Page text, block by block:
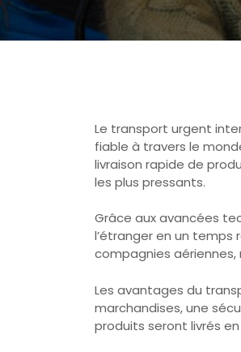
Le transport urgent
fiable à travers le
livraison rapide de
les plus pressants.
Grâce aux avancées
l’étranger en un
compagnies
Les avantages du
marchandises, une
produits seront livrés